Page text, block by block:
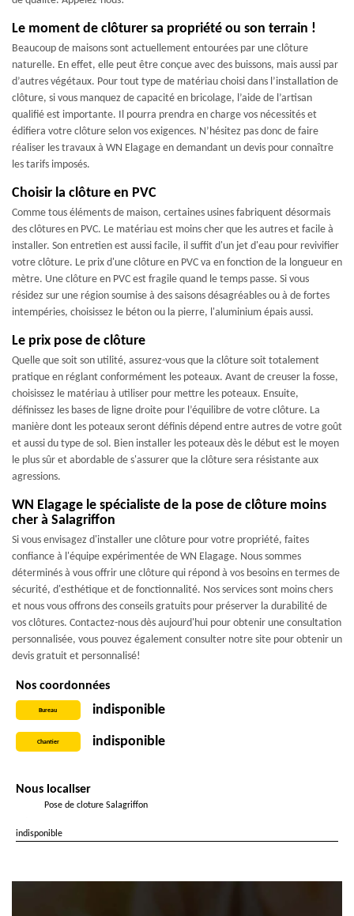
Le moment de clôturer sa propriété ou son terrain !
Beaucoup de maisons sont actuellement entourées par une clôture
naturelle. En effet, elle peut être conçue avec des buissons, mais aussi par
d’autres végétaux. Pour tout type de matériau choisi dans l’installation de
clôture, si vous manquez de capacité en bricolage, l’aide de l’artisan
qualifié est importante. Il pourra prendra en charge vos nécessités et
édifiera votre clôture selon vos exigences. N’hésitez pas donc de faire
réaliser les travaux à WN Elagage en demandant un devis pour connaître
les tarifs imposés.
Choisir la clôture en PVC
Comme tous éléments de maison, certaines usines fabriquent désormais
des clôtures en PVC. Le matériau est moins cher que les autres et facile à
installer. Son entretien est aussi facile, il suffit d'un jet d'eau pour revivifier
votre clôture. Le prix d'une clôture en PVC va en fonction de la longueur en
mètre. Une clôture en PVC est fragile quand le temps passe. Si vous
résidez sur une région soumise à des saisons désagréables ou à de fortes
intempéries, choisissez le béton ou la pierre, l'aluminium épais aussi.
Le prix pose de clôture
Quelle que soit son utilité, assurez-vous que la clôture soit totalement
pratique en réglant conformément les poteaux. Avant de creuser la fosse,
choisissez le matériau à utiliser pour mettre les poteaux. Ensuite,
définissez les bases de ligne droite pour l’équilibre de votre clôture. La
manière dont les poteaux seront définis dépend entre autres de votre goût
et aussi du type de sol. Bien installer les poteaux dès le début est le moyen
le plus sûr et abordable de s'assurer que la clôture sera résistante aux
agressions.
WN Elagage le spécialiste de la pose de clôture moins
cher à Salagriffon
Si vous envisagez d'installer une clôture pour votre propriété, faites
confiance à l'équipe expérimentée de WN Elagage. Nous sommes
déterminés à vous offrir une clôture qui répond à vos besoins en termes de
sécurité, d'esthétique et de fonctionnalité. Nos services sont moins chers
et nous vous offrons des conseils gratuits pour préserver la durabilité de
vos clôtures. Contactez-nous dès aujourd'hui pour obtenir une consultation
personnalisée, vous pouvez également consulter notre site pour obtenir un
devis gratuit et personnalisé!
Nos coordonnées
Bureau indisponible
Chantier indisponible
Nous localiser
Pose de cloture Salagriffon
indisponible